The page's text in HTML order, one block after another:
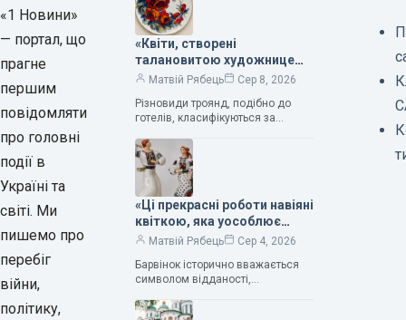
«1 Новини»
— портал, що
прагне
першим
повідомляти
про головні
події в
Україні та
світі. Ми
пишемо про
перебіг
війни,
політику,
«Квіти, створені
талановитою художницею
Валентиною Трегубовою,
— колекціонерка Людмила
Карпінська-Романюк
Матвій Рябець
Сер 8, 2026
Різновиди троянд, подібно до
готелів, класифікуються за
класифікації квітів їх лише чотири.
Критерії оцінки включають
розмір…
«Ці прекрасні роботи навіяні
квіткою, яка уособлює
нескінченне кохання», —
Людмила Карпінська-
Романюк
Матвій Рябець
Сер 4, 2026
Барвінок історично вважається
символом відданості,
та тривалого подружнього союзу.